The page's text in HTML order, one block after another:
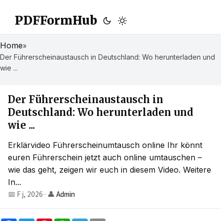
PDFFormHub
Home»
Der Führerscheinaustausch in Deutschland: Wo herunterladen und
wie ...
Der Führerscheinaustausch in
Deutschland: Wo herunterladen und
wie ...
Erklärvideo Führerscheinumtausch online Ihr könnt
euren Führerschein jetzt auch online umtauschen –
wie das geht, zeigen wir euch in diesem Video. Weitere
In...
📅 F j, 2026 · 👤 Admin